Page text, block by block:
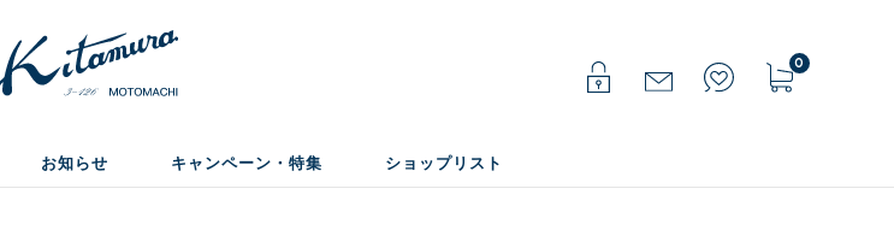
0
お知らせ キャンペーン・特集 ショップリスト